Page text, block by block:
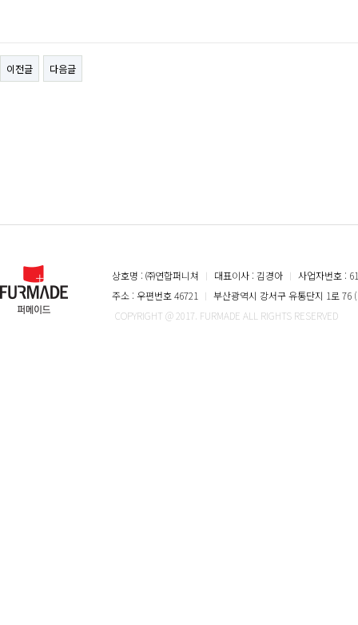
이전글 다음글
상호명 : ㈜연합퍼니쳐 ㅣ 대표이사 : 김경아 ㅣ 사업자번호 :
주소 : 우편번호 46721
ㅣ 부산광역시 강서구 유통단지 1로 76
COPYRIGHT @ 2017. FURMADE ALL RIGHTS RESERVED